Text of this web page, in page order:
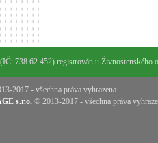
738 62 452) registrován u
2017 - všechna práva vyhrazena.
s.r.o. © 2013-2017 - všechna práva